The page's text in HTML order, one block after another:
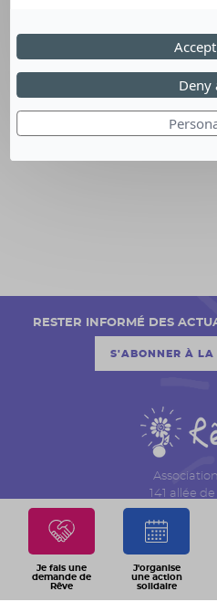
Je fais une
demande de
Rêve
J'organise
une action
solidaire
141 allée
CS 7007
69651 Villefranche
04 74 06
RESTER INFORMÉ DES
S'ABONNER À LA
Deny